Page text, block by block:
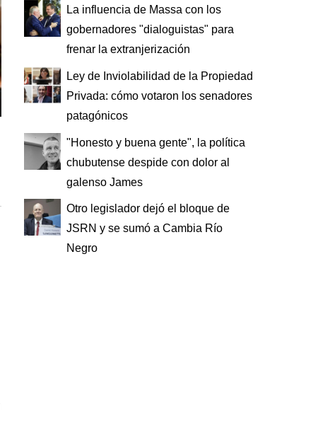
La influencia de Massa con los
gobernadores "dialoguistas" para
frenar la extranjerización
Ley de Inviolabilidad de la Propiedad
Privada: cómo votaron los senadores
patagónicos
"Honesto y buena gente", la política
chubutense despide con dolor al
galenso James
Otro legislador dejó el bloque de
JSRN y se sumó a Cambia Río
Negro